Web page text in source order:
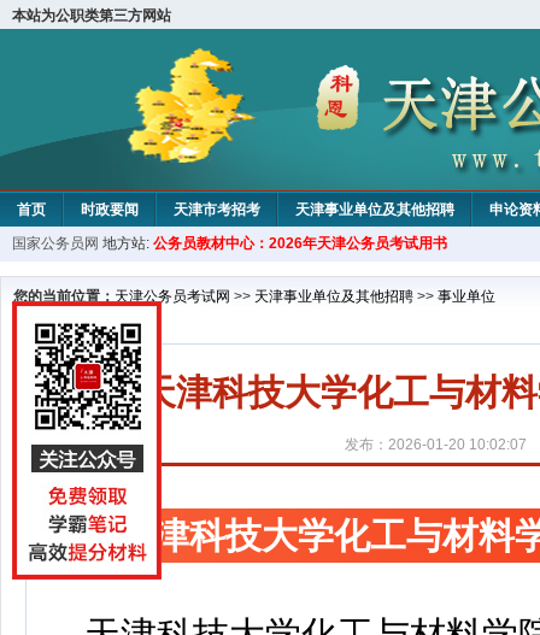
本站为公职类第三方网站
首页 时政要闻 天津市考招考 天津事业单位及其他招聘 申论资
教材中心
国家公务员网 地方站: 公务员教材中心：2026年天津公务员考试用书
您的当前位置： 天津公务员考试网 >> 天津事业单位及其他招聘 >> 事业单位
天津科技大学化工与材
发布：2026-01-20 10:02:07
天津科技大学化工与材料